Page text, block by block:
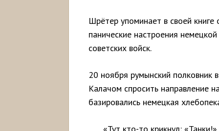
Шрётер упоминает в своей
панические настроения
советских войск.
20 ноября румынский
Калачом спросить направление
базировались немецкая